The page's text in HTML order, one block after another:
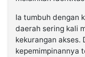
Ia tumbuh dengan
daerah sering kali
kekurangan akses.
kepemimpinannya